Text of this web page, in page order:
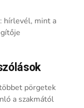
hírlevél, mint a
pörgetek
a szakmától